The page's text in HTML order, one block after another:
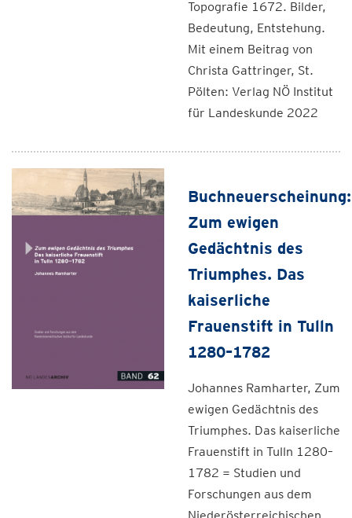
Topografie 1672. Bilder,
Bedeutung, Entstehung.
Mit einem Beitrag von
Christa Gattringer, St.
Pölten: Verlag NÖ Institut
für Landeskunde 2022
Buchneuerscheinung:
Zum ewigen
Gedächtnis des
Triumphes. Das
kaiserliche
Frauenstift in Tulln
1280–1782
Johannes Ramharter, Zum
ewigen Gedächtnis des
Triumphes. Das kaiserliche
Frauenstift in Tulln 1280–
1782 = Studien und
Forschungen aus dem